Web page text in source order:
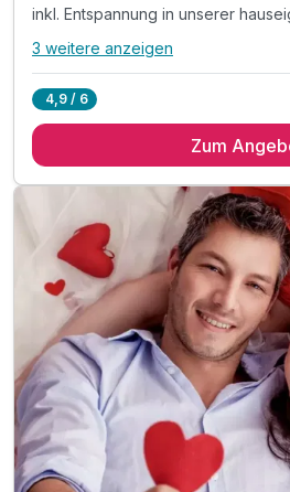
inkl. Entspannung in unserer
Alle Inklusivleistungen
2 x reichhaltiges Frühstück vom
inkl. Entspannung in unserer
inkl. Garagenstellplatz für Ihr
inkl. Parkplatz
inkl. W-LAN
3 weitere anzeigen
4,9 / 6
Zum